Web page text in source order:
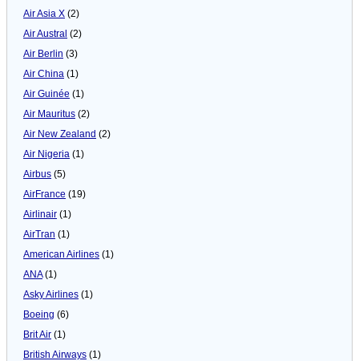
Air Asia X (2)
Air Austral (2)
Air Berlin (3)
Air China (1)
Air Guinée (1)
Air Mauritus (2)
Air New Zealand (2)
Air Nigeria (1)
Airbus (5)
AirFrance (19)
Airlinair (1)
AirTran (1)
American Airlines (1)
ANA(1)
Asky Airlines (1)
Boeing (6)
Brit Air (1)
British Airways (1)